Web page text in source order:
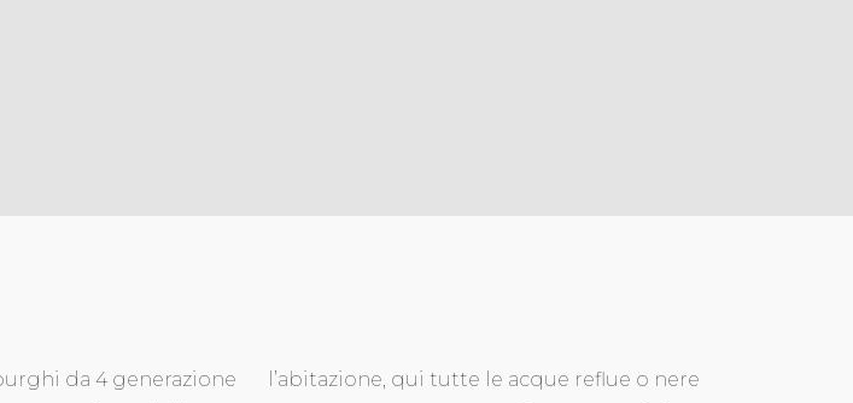
da 4 generazione
l’abitazione, qui tutte le acque reflue o nere